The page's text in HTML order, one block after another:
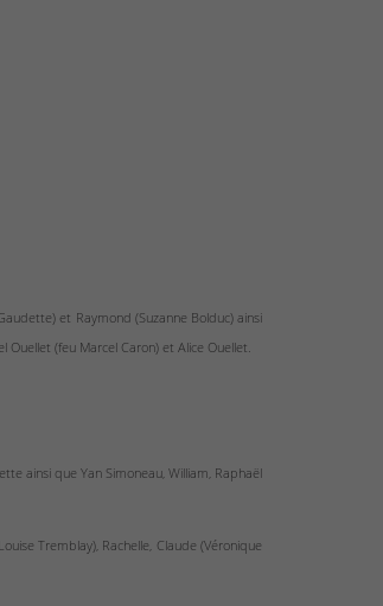
et Raymond (Suzanne Bolduc) ainsi
Ouellet (feu Marcel Caron) et Alice Ouellet.
ainsi que Yan Simoneau, William, Raphaël
Tremblay), Rachelle, Claude (Véronique